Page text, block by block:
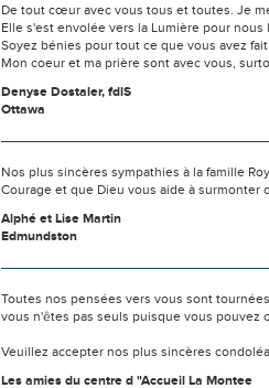
De tout cœur avec vous tous et toutes. Je
Elle s'est envolée vers la Lumière pour
Soyez bénies pour tout ce que vous avez
Mon coeur et ma prière sont avec vous,
Denyse Dostaler, fdlS
Ottawa
Nos plus sincères sympathies à la famille
Courage et que Dieu vous aide à surmonter
Alphé et Lise Martin
Edmundston
Toutes nos pensées vers vous sont
vous n'êtes pas seuls puisque vous pouvez
Veuillez accepter nos plus sincères
Les amies du centre d "Accueil La Montee